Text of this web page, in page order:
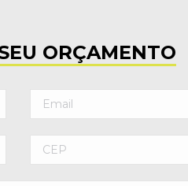
ORÇAMENTO